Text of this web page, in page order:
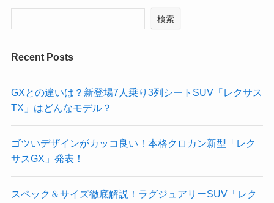
検索
Recent Posts
GXとの違いは？新登場7人乗り3列シートSUV「レクサス
TX」はどんなモデル？
ゴツいデザインがカッコ良い！本格クロカン新型「レク
サスGX」発表！
スペック＆サイズ徹底解説！ラグジュアリーSUV「レク